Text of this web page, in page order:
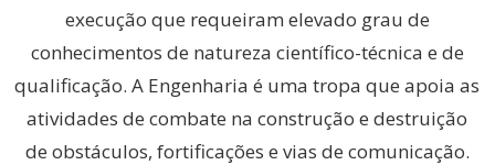
execução que requeiram elevado grau de
conhecimentos de natureza científico-técnica e de
qualificação. A Engenharia é uma tropa que apoia as
atividades de combate na construção e destruição
de obstáculos, fortificações e vias de comunicação.